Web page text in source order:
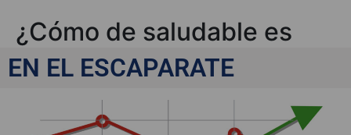
¿Cómo de saludable es
nuestra economía?
EN EL ESCAPARATE